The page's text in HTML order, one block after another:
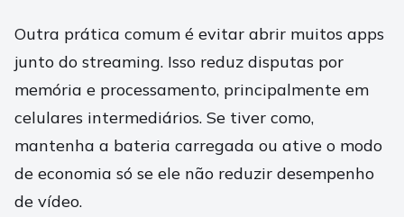
Outra prática comum é evitar abrir muitos apps
junto do streaming. Isso reduz disputas por
memória e processamento, principalmente em
celulares intermediários. Se tiver como,
mantenha a bateria carregada ou ative o modo
de economia só se ele não reduzir desempenho
de vídeo.